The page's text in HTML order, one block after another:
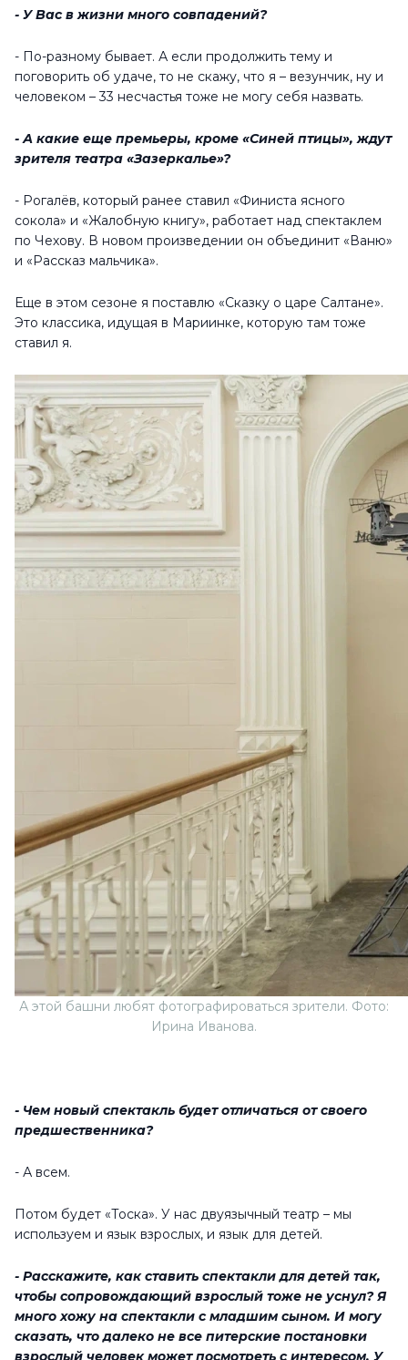
- У Вас в жизни много совпадений?
- По-разному бывает. А если продолжить тему и
поговорить об удаче, то не скажу, что я – везунчик, ну и
человеком – 33 несчастья тоже не могу себя назвать.
- А какие еще премьеры, кроме «Синей птицы», ждут
зрителя театра «Зазеркалье»?
- Рогалёв, который ранее ставил «Финиста ясного
сокола» и «Жалобную книгу», работает над спектаклем
по Чехову. В новом произведении он объединит «Ваню»
и «Рассказ мальчика».
Еще в этом сезоне я поставлю «Сказку о царе Салтане».
Это классика, идущая в Мариинке, которую там тоже
ставил я.
А этой башни любят фотографироваться зрители. Фото:
Ирина Иванова.
- Чем новый спектакль будет отличаться от своего
предшественника?
- А всем.
Потом будет «Тоска». У нас двуязычный театр – мы
используем и язык взрослых, и язык для детей.
- Расскажите, как ставить спектакли для детей так,
чтобы сопровождающий взрослый тоже не уснул? Я
много хожу на спектакли с младшим сыном. И могу
сказать, что далеко не все питерские постановки
взрослый человек может посмотреть с интересом. У